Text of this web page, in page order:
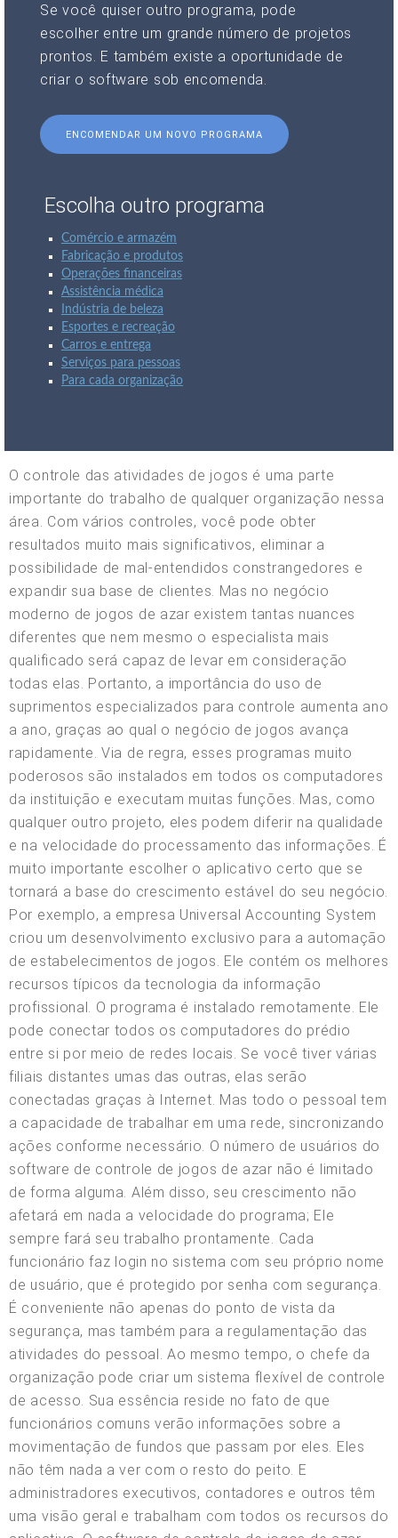
Se você quiser outro programa, pode
escolher entre um grande número de projetos
prontos. E também existe a oportunidade de
criar o software sob encomenda.
ENCOMENDAR UM NOVO PROGRAMA
Escolha outro programa
Comércio e armazém
Fabricação e produtos
Operações financeiras
Assistência médica
Indústria de beleza
Esportes e recreação
Carros e entrega
Serviços para pessoas
Para cada organização
O controle das atividades de jogos é uma parte
importante do trabalho de qualquer organização nessa
área. Com vários controles, você pode obter
resultados muito mais significativos, eliminar a
possibilidade de mal-entendidos constrangedores e
expandir sua base de clientes. Mas no negócio
moderno de jogos de azar existem tantas nuances
diferentes que nem mesmo o especialista mais
qualificado será capaz de levar em consideração
todas elas. Portanto, a importância do uso de
suprimentos especializados para controle aumenta ano
a ano, graças ao qual o negócio de jogos avança
rapidamente. Via de regra, esses programas muito
poderosos são instalados em todos os computadores
da instituição e executam muitas funções. Mas, como
qualquer outro projeto, eles podem diferir na qualidade
e na velocidade do processamento das informações. É
muito importante escolher o aplicativo certo que se
tornará a base do crescimento estável do seu negócio.
Por exemplo, a empresa Universal Accounting System
criou um desenvolvimento exclusivo para a automação
de estabelecimentos de jogos. Ele contém os melhores
recursos típicos da tecnologia da informação
profissional. O programa é instalado remotamente. Ele
pode conectar todos os computadores do prédio
entre si por meio de redes locais. Se você tiver várias
filiais distantes umas das outras, elas serão
conectadas graças à Internet. Mas todo o pessoal tem
a capacidade de trabalhar em uma rede, sincronizando
ações conforme necessário. O número de usuários do
software de controle de jogos de azar não é limitado
de forma alguma. Além disso, seu crescimento não
afetará em nada a velocidade do programa; Ele
sempre fará seu trabalho prontamente. Cada
funcionário faz login no sistema com seu próprio nome
de usuário, que é protegido por senha com segurança.
É conveniente não apenas do ponto de vista da
segurança, mas também para a regulamentação das
atividades do pessoal. Ao mesmo tempo, o chefe da
organização pode criar um sistema flexível de controle
de acesso. Sua essência reside no fato de que
funcionários comuns verão informações sobre a
movimentação de fundos que passam por eles. Eles
não têm nada a ver com o resto do peito. E
administradores executivos, contadores e outros têm
uma visão geral e trabalham com todos os recursos do